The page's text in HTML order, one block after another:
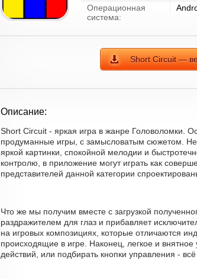
Операционная
система:
Short Circuit —
Описание:
Short Circuit - яркая игра в жанре Головоломки.
продуманные игры, с замысловатым сюжетом.
яркой картинки, спокойной мелодии и
контролю, в приложение могут играть как
представителей данной категории
Что же мы получим вместе с загрузкой
раздражителем для глаз и прибавляет
на игровых композициях, которые отличаются
происходящие в игре. Наконец, легкое и
действий, или подбирать кнопки управления -